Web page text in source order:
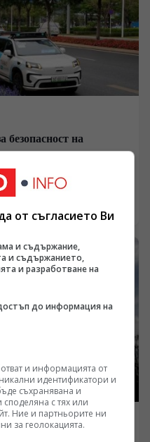
безопасност на
задължителен
изискванията за
на
от съгласието Ви
и съдържание,
и съдържанието,
и разработване на
до информация на
и информацията от
идентификатори и
съхранявана и
с тях или
Ние и партньорите ни
за геолокацията.